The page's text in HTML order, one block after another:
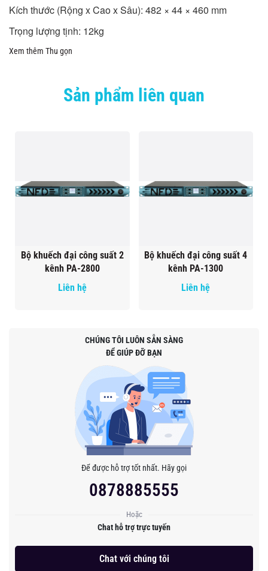
Kích thước (Rộng x Cao x Sâu): 482 × 44 × 460 mm
Trọng lượng tịnh: 12kg
Xem thêm Thu gọn
Sản phẩm liên quan
Bộ khuếch đại công suất 2
kênh PA-2800
Liên hệ
Bộ khuếch đại công suất 4
kênh PA-1300
Liên hệ
CHÚNG TÔI LUÔN SẴN SÀNG
ĐỂ GIÚP ĐỠ BẠN
Để được hỗ trợ tốt nhất. Hãy gọi
0878885555
Hoặc
Chat hỗ trợ trực tuyến
Chat với chúng tôi